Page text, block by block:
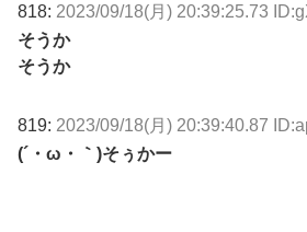
818: 2023/09/18(月) 20:39:25.73
そうか
そうか
819: 2023/09/18(月) 20:39:40.87
(´・ω・｀)そぅかー